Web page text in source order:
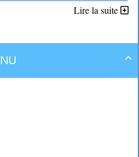

Lire la suite